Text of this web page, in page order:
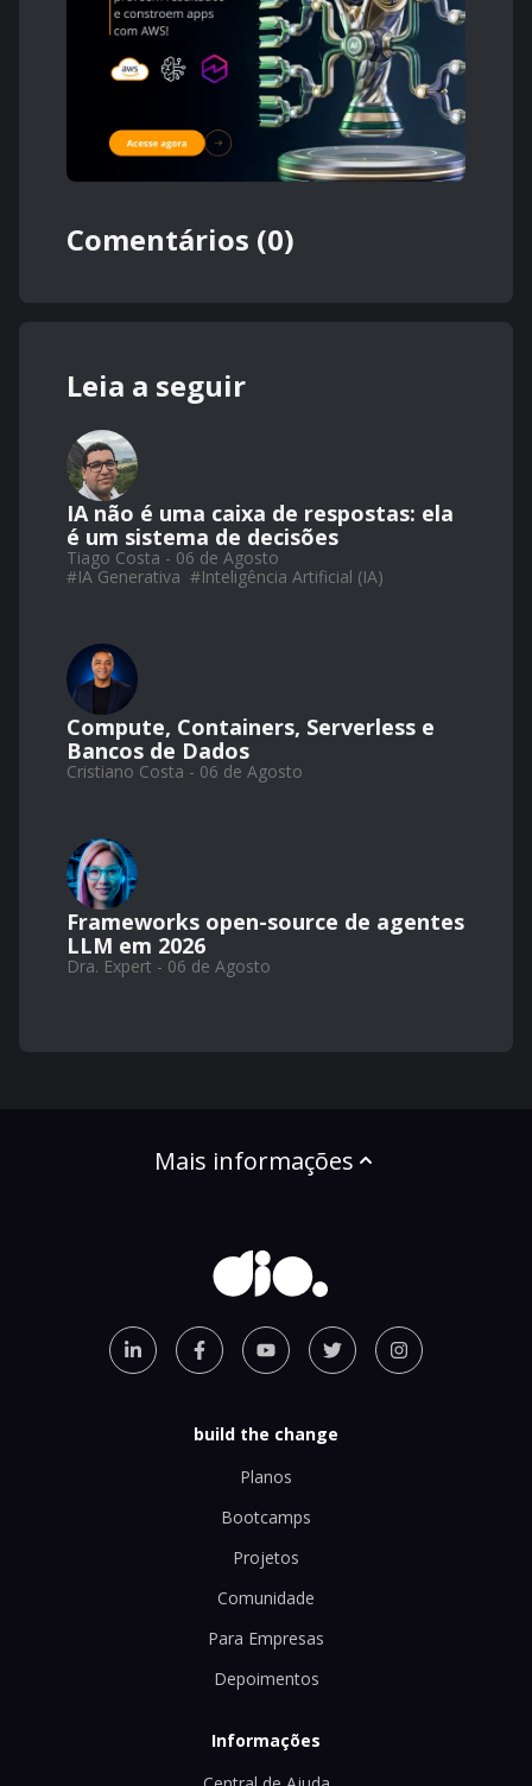
Comentários (0)
Leia a seguir
IA não é uma caixa de respostas: ela
é um sistema de decisões
Tiago Costa - 06 de Agosto
#IA Generativa #Inteligência Artificial (IA)
Compute, Containers, Serverless e
Bancos de Dados
Cristiano Costa - 06 de Agosto
Frameworks open-source de agentes
LLM em 2026
Dra. Expert - 06 de Agosto
Mais informações
build the change
Planos
Bootcamps
Projetos
Comunidade
Para Empresas
Depoimentos
Informações